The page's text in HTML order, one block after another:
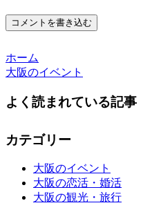
コメントを書き込む
ホーム
大阪のイベント
よく読まれている記事
カテゴリー
大阪のイベント
大阪の恋活・婚活
大阪の観光・旅行